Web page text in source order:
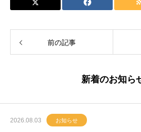
前の記事
新着のお知ら
2026.08.03 お知らせ